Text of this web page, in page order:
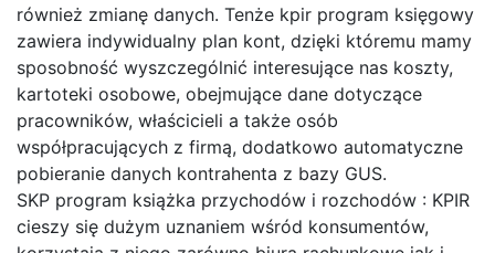
również zmianę danych. Tenże kpir program księgowy
zawiera indywidualny plan kont, dzięki któremu mamy
sposobność wyszczególnić interesujące nas koszty,
kartoteki osobowe, obejmujące dane dotyczące
pracowników, właścicieli a także osób
współpracujących z firmą, dodatkowo automatyczne
pobieranie danych kontrahenta z bazy GUS.
SKP program książka przychodów i rozchodów : KPIR
cieszy się dużym uznaniem wśród konsumentów,